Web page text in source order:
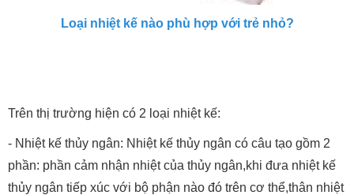
Loại nhiệt kế nào phù hợp với trẻ nhỏ?
Trên thị trường hiện có 2 loại nhiệt kế:
- Nhiệt kế thủy ngân: Nhiệt kế thủy ngân có câu tạo gồm 2
phần: phần cảm nhận nhiệt của thủy ngân,khi đưa nhiệt kế
thủy ngân tiếp xúc với bộ phận nào đó trên cơ thể,thân nhiệt